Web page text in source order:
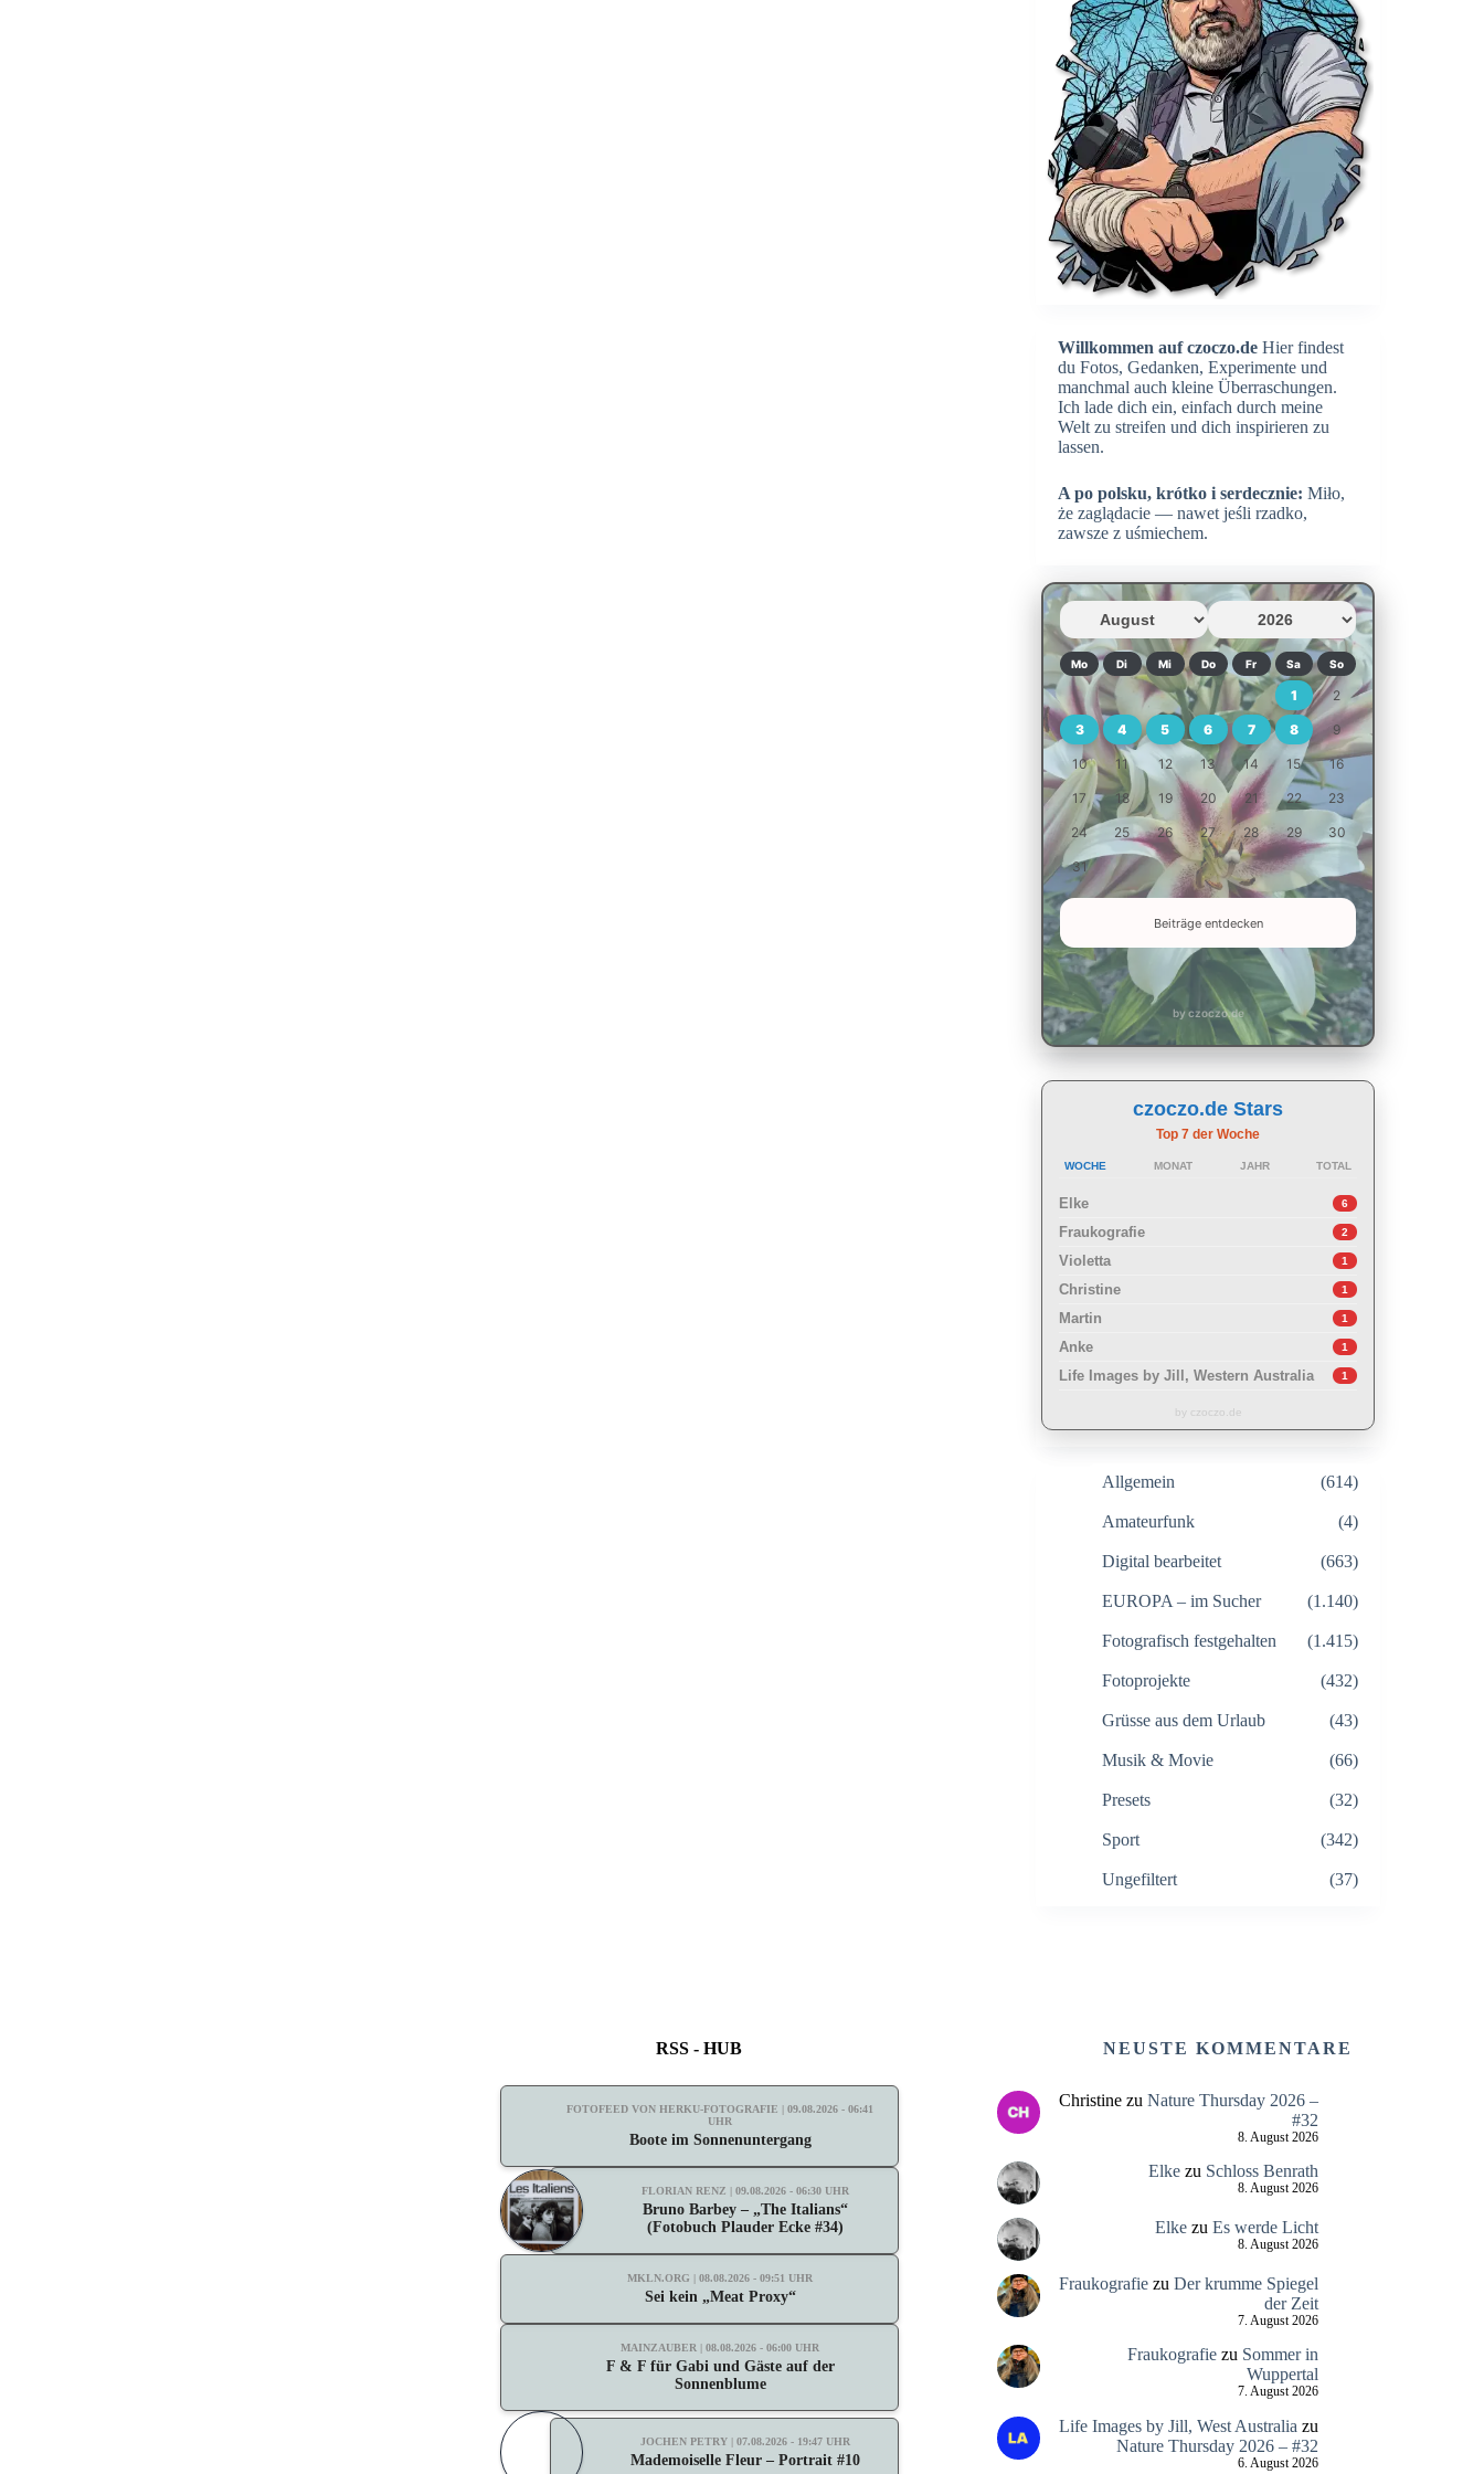
Willkommen auf czoczo.de Hier findest
du Fotos, Gedanken, Experimente und
manchmal auch kleine Überraschungen.
Ich lade dich ein, einfach durch meine
Welt zu streifen und dich inspirieren zu
lassen.
A po polsku, krótko i serdecznie: Miło,
że zaglądacie — nawet jeśli rzadko,
zawsze z uśmiechem.
Mo Di Mi Do Fr Sa So
1 2
3 4 5 6 7 8 9
10 11 12 13 14 15 16
17 18 19 20 21 22 23
24 25 26 27 28 29 30
31
Beiträge entdecken
by czoczo.de
czoczo.de Stars
Top 7 der Woche
WOCHE MONAT JAHR TOTAL
Elke 6
Fraukografie 2
Violetta 1
Christine 1
Martin 1
Anke 1
Life Images by Jill, Western Australia 1
by czoczo.de
Allgemein (614)
Amateurfunk (4)
Digital bearbeitet (663)
EUROPA – im Sucher (1.140)
Fotografisch festgehalten (1.415)
Fotoprojekte (432)
Grüsse aus dem Urlaub (43)
Musik & Movie (66)
Presets (32)
Sport (342)
Ungefiltert (37)
RSS - HUB
FOTOFEED VON HERKU-FOTOGRAFIE | 09.08.2026 - 06:41
UHR
Boote im Sonnenuntergang
FLORIAN RENZ | 09.08.2026 - 06:30 UHR
Bruno Barbey – „The Italians“
(Fotobuch Plauder Ecke #34)
MKLN.ORG | 08.08.2026 - 09:51 UHR
Sei kein „Meat Proxy“
MAINZAUBER | 08.08.2026 - 06:00 UHR
F & F für Gabi und Gäste auf der
Sonnenblume
JOCHEN PETRY | 07.08.2026 - 19:47 UHR
Mademoiselle Fleur – Portrait #10
NEUSTE KOMMENTARE
Christinezu Nature Thursday 2026 –
#32
8. August 2026
Elkezu Schloss Benrath
8. August 2026
Elkezu Es werde Licht
8. August 2026
Fraukografiezu Der krumme Spiegel
der Zeit
7. August 2026
Fraukografiezu Sommer in
Wuppertal
7. August 2026
Life Images by Jill, West Australia zu
Nature Thursday 2026 – #32
6. August 2026